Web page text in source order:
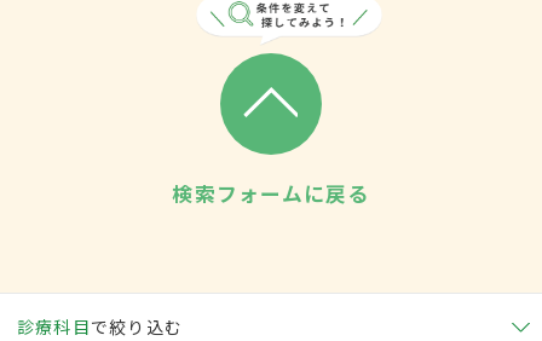
検索フォームに戻る
診療科目で絞り込む